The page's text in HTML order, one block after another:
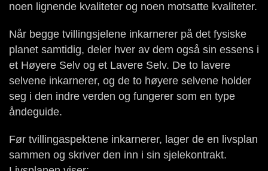
noen lignende kvaliteter og noen motsatte kvaliteter.
Når begge tvillingsjelene inkarnerer på det fysiske
planet samtidig, deler hver av dem også sin essens i
et Høyere Selv og et Lavere Selv. De to lavere
selvene inkarnerer, og de to høyere selvene holder
seg i den indre verden og fungerer som en type
åndeguide.
Før tvillingaspektene inkarnerer, lager de en livsplan
sammen og skriver den inn i sin sjelekontrakt.